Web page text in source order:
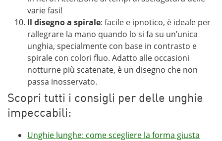
varie fasi!
Il disegno a spirale: facile e ipnotico, è ideale per
rallegrare la mano quando lo si fa su un’unica
unghia, specialmente con base in contrasto e
spirale con colori fluo. Adatto alle occasioni
notturne più scatenate, è un disegno che non
passa inosservato.
Scopri tutti i consigli per delle unghie
impeccabili:
Unghie lunghe: come scegliere la forma giusta